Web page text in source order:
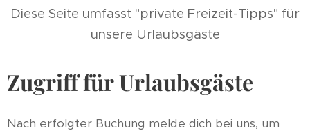
Diese Seite umfasst "private Freizeit-Tipps" für
unsere Urlaubsgäste
Zugriff für Urlaubsgäste
Nach erfolgter Buchung melde dich bei uns, um